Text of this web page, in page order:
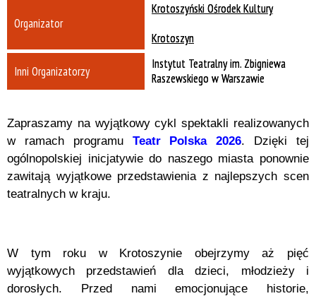
Organizator
Krotoszyński Ośrodek Kultury
Krotoszyn
Inni Organizatorzy
Instytut Teatralny im. Zbigniewa
Raszewskiego w Warszawie
Zapraszamy na wyjątkowy cykl spektakli realizowanych
w ramach programu Teatr Polska 2026. Dzięki tej
ogólnopolskiej inicjatywie do naszego miasta ponownie
zawitają wyjątkowe przedstawienia z najlepszych scen
teatralnych w kraju.
W tym roku w Krotoszynie obejrzymy aż pięć
wyjątkowych przedstawień dla dzieci, młodzieży i
dorosłych. Przed nami emocjonujące historie,